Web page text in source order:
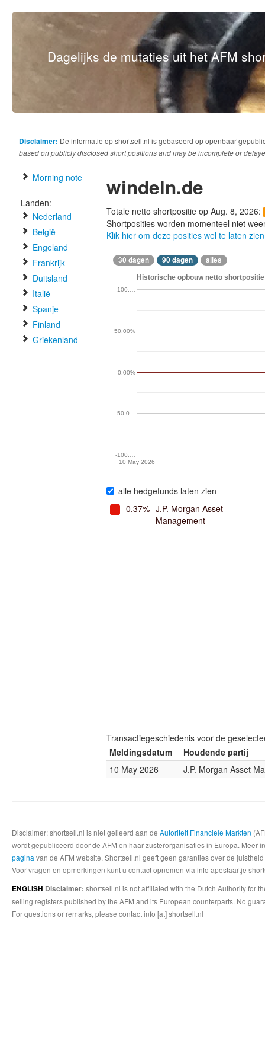
Dagelijks de mutaties uit het AFM
Disclaimer: De informatie op shortsell.nl is gebaseerd op openbaar
based on publicly disclosed short positions and may be incomplete or
Morning note
Landen:
Nederland
België
Engeland
Frankrijk
Duitsland
Italië
Spanje
Finland
Griekenland
windeln.de
Totale netto shortpositie op Aug. 8, 2026:
Shortposities worden momenteel niet
Klik hier om deze posities wel te laten zien
30 dagen 90 dagen alles
Historische opbouw netto
10 May 2026
-100.…
-50.0…
0.00%
50.00%
100.…
alle hedgefunds laten zien
0.37% J.P. Morgan Asset
Management
Transactiegeschiedenis voor de
Meldingsdatum
Houdende partij
10 May 2026
J.P. Morgan Asset
Disclaimer: shortsell.nl is niet gelieerd aan de Autoriteit Financiele Markten
wordt gepubliceerd door de AFM en haar zusterorganisaties in Europa.
pagina van de AFM website. Shortsell.nl geeft geen garanties over de
Voor vragen en opmerkingen kunt u contact opnemen via info apestaartje
ENGLISH Disclaimer: shortsell.nl is not affiliated with the Dutch Authority for
selling registers published by the AFM and its European counterparts. No
For questions or remarks, please contact info [at] shortsell.nl